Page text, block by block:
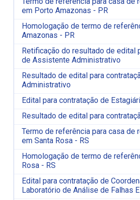
em Porto Amazonas - PR
Homologação de termo de
Amazonas - PR
Retificação do resultado de edital
de Assistente Administrativo
Resultado de edital para
Administrativo
Edital para contratação de
Resultado de edital para
Termo de referência para casa de
em Santa Rosa - RS
Homologação de termo de
Rosa - RS
Edital para contratação de
Laboratório de Análise de Falhas